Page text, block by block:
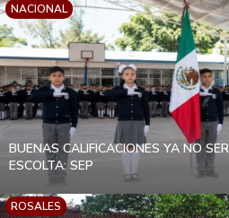
NACIONAL
BUENAS CALIFICACIONES YA NO
ESCOLTA: SEP
ROSALES